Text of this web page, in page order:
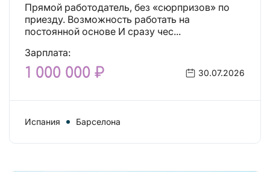
Прямой работодатель, без «сюрпризов» по
приезду. Возможность работать на
постоянной основе И сразу чес...
Зарплата:
1 000 000 ₽ 30.07.2026
Испания Барселона